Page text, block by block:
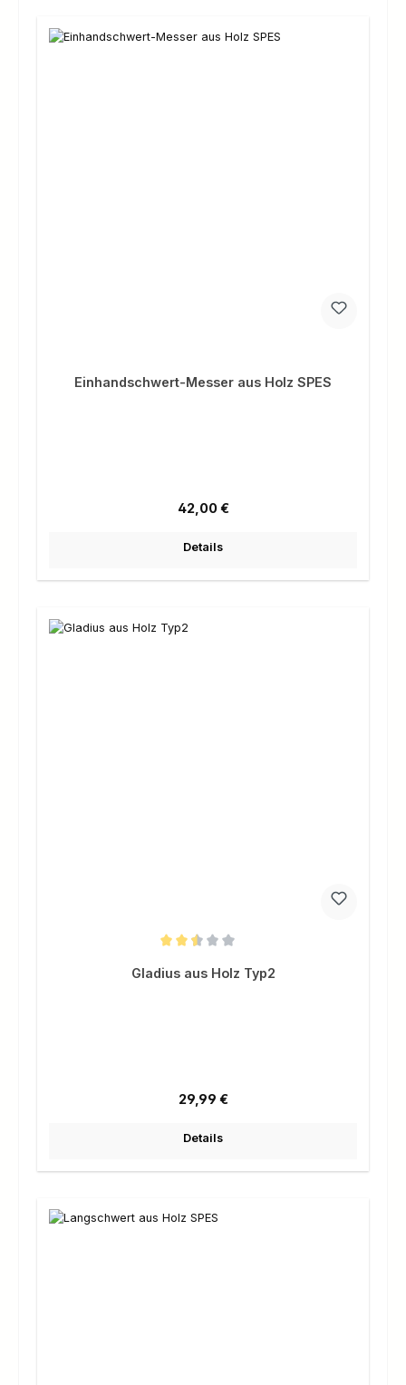
Einhandschwert-Messer aus Holz SPES
Regulärer Preis:
42,00 €
Details
Gladius aus Holz Typ2
Regulärer Preis:
29,99 €
Details